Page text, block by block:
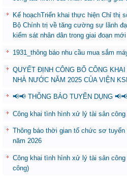
Kế hoạchTriển khai thực hiện Chỉ thị
Bộ Chính trị về tăng cường sự lãnh
kiểm sát nhân dân trong giai đoạn mới
1931_thông báo nhu cầu mua sắm
QUYẾT ĐỊNH CÔNG BỐ CÔNG
NHÀ NƯỚC NĂM 2025 CỦA VIỆN
📢📢 THÔNG BÁO TUYỂN DỤNG
Công khai tình hình xử lý tài sản
Thông báo thời gian tổ chức sơ
năm 2026
Công khai tình hình xử lý tài sản
công)